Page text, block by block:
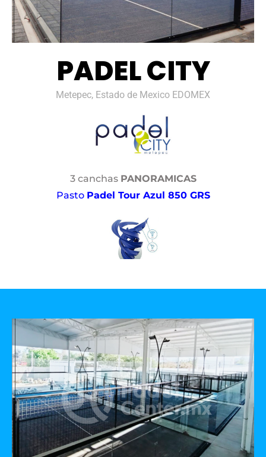
PADEL CITY
Metepec, Estado de Mexico EDOMEX
3 canchas PANORAMICAS
Pasto Padel Tour Azul 850 GRS